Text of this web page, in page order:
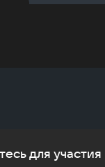
для участия